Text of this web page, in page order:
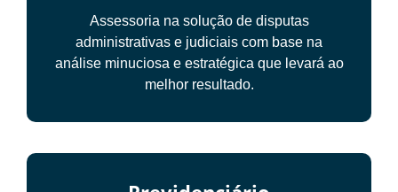
Assessoria na solução de disputas
administrativas e judiciais com base na
análise minuciosa e estratégica que levará ao
melhor resultado.